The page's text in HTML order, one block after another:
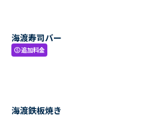
海渡寿司バー
paid追加料金
海渡鉄板焼き